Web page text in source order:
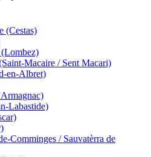
(Cestas)
(Lombez)
Macaire / Sent Macari)
en-Albret)
Labastide)
Comminges / Sauvatèrra de